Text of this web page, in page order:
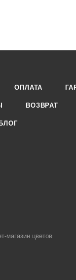
ОПЛАТА
ВОЗВРАТ
БЛОГ
магазин цветов